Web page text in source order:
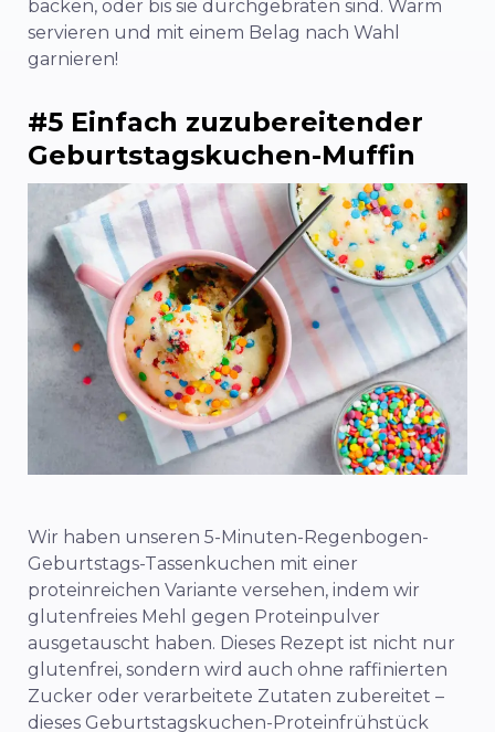
backen, oder bis sie durchgebraten sind. Warm
servieren und mit einem Belag nach Wahl
garnieren!
#5 Einfach zuzubereitender
Geburtstagskuchen-Muffin
Wir haben unseren 5-Minuten-Regenbogen-
Geburtstags-Tassenkuchen mit einer
proteinreichen Variante versehen, indem wir
glutenfreies Mehl gegen Proteinpulver
ausgetauscht haben. Dieses Rezept ist nicht nur
glutenfrei, sondern wird auch ohne raffinierten
Zucker oder verarbeitete Zutaten zubereitet –
dieses Geburtstagskuchen-Proteinfrühstück